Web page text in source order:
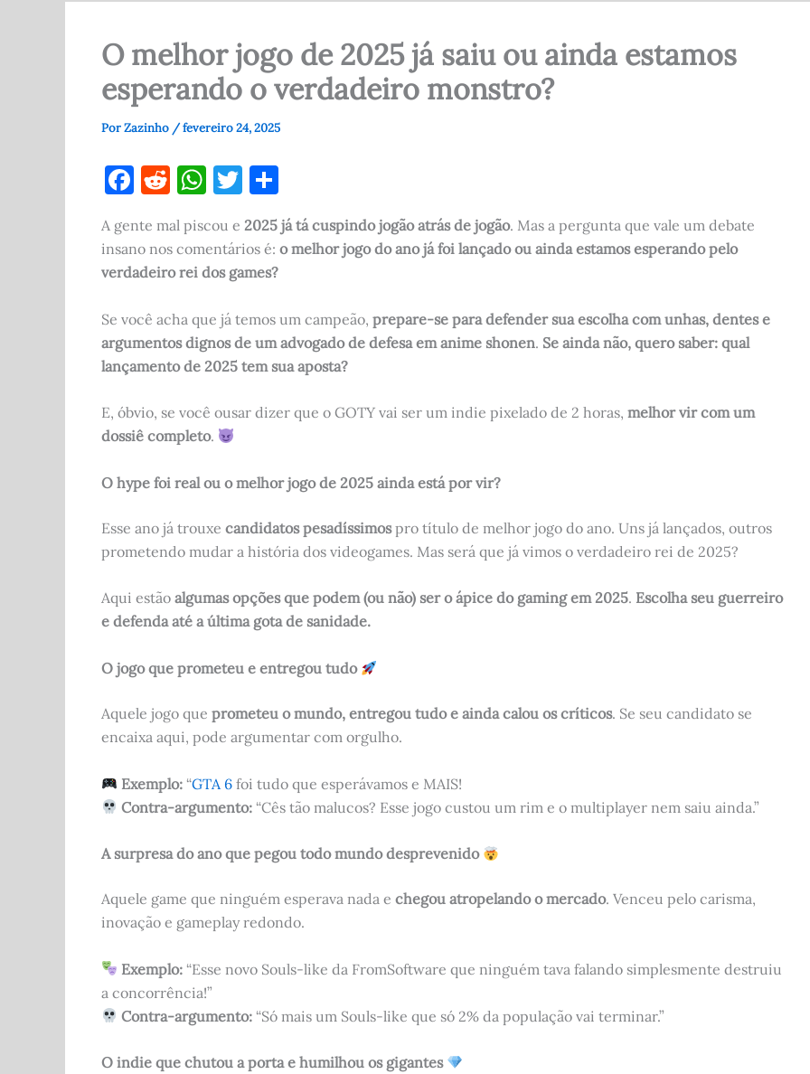
O melhor jogo de 2025 já saiu ou ainda estamos
esperando o verdadeiro monstro?
PorZazinho /fevereiro 24, 2025
F
c
e
o
o
k
R
d
di
W
at
s
p
p
T
it
te
h
ar
e
A gente mal piscou e 2025 já tá cuspindo jogão atrás de jogão. Mas a pergunta que vale um debate
insano nos comentários é: o melhor jogo do ano já foi lançado ou ainda estamos esperando pelo
verdadeiro rei dos games?
Se você acha que já temos um campeão, prepare-se para defender sua escolha com unhas, dentes e
argumentos dignos de um advogado de defesa em anime shonen. Se ainda não, quero saber: qual
lançamento de 2025 tem sua aposta?
E, óbvio, se você ousar dizer que o GOTY vai ser um indie pixelado de 2 horas, melhor vir com um
dossiê completo.
O hype foi real ou o melhor jogo de 2025 ainda está por vir?
Esse ano já trouxe candidatos pesadíssimospro título de melhor jogo do ano. Uns já lançados, outros
prometendo mudar a história dos videogames. Mas será que já vimos o verdadeiro rei de 2025?
Aqui estão algumas opções que podem (ou não) ser o ápice do gaming em 2025. Escolha seu guerreiro
e defenda até a última gota de sanidade.
O jogo que prometeu e entregou tudo
Aquele jogo que prometeu o mundo, entregou tudo e ainda calou os críticos. Se seu candidato se
encaixa aqui, pode argumentar com orgulho.
Exemplo: “GTA 6 foi tudo que esperávamos e MAIS!
Contra-argumento: “Cês tão malucos? Esse jogo custou um rim e o multiplayer nem saiu ainda.”
A surpresa do ano que pegou todo mundo desprevenido
Aquele game que ninguém esperava nada e chegou atropelando o mercado. Venceu pelo carisma,
inovação e gameplay redondo.
Exemplo: “Esse novo Souls-like da FromSoftware que ninguém tava falando simplesmente destruiu
a concorrência!”
Contra-argumento: “Só mais um Souls-like que só 2% da população vai terminar.”
O indie que chutou a porta e humilhou os gigantes